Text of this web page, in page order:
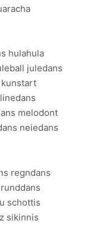
hulahula
juledans
kunstart
melodont
neiedans
regndans
schottis
sikinnis